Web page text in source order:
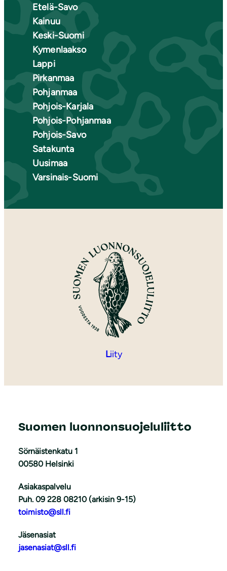
Etelä-Savo
Kainuu
Keski-Suomi
Kymenlaakso
Lappi
Pirkanmaa
Pohjanmaa
Pohjois-Karjala
Pohjois-Pohjanmaa
Pohjois-Savo
Satakunta
Uusimaa
Varsinais-Suomi
Liity
Suomen luonnonsuojeluliitto
Sörnäistenkatu 1
00580 Helsinki
Asiakaspalvelu
Puh. 09 228 08210 (arkisin 9-15)
toimisto@sll.fi
Jäsenasiat
jasenasiat@sll.fi